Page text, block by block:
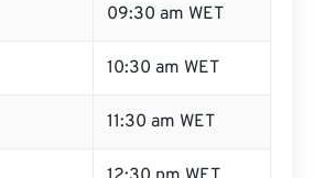
09:30 am WET
10:30 am WET
11:30 am WET